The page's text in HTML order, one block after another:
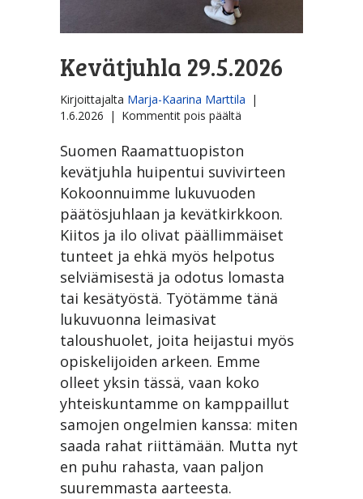
Kevätjuhla 29.5.2026
Kirjoittajalta Marja-Kaarina Marttila |
1.6.2026 | Kommentit pois päältä
29.5.2026
Suomen Raamattuopiston
kevätjuhla huipentui suvivirteen
Kokoonnuimme lukuvuoden
päätösjuhlaan ja kevätkirkkoon.
Kiitos ja ilo olivat päällimmäiset
tunteet ja ehkä myös helpotus
selviämisestä ja odotus lomasta
tai kesätyöstä. Työtämme tänä
lukuvuonna leimasivat
taloushuolet, joita heijastui myös
opiskelijoiden arkeen. Emme
olleet yksin tässä, vaan koko
yhteiskuntamme on kamppaillut
samojen ongelmien kanssa: miten
saada rahat riittämään. Mutta nyt
en puhu rahasta, vaan paljon
suuremmasta aarteesta.